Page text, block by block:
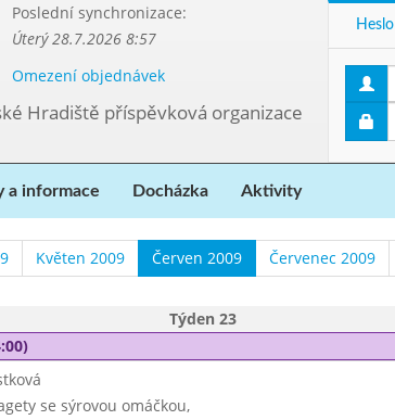
Poslední synchronizace:
Úterý 28.7.2026 8:57
Omezení objednávek
Hradiště příspěvková organizace
Heslo
a informace Docházka Aktivity
Květen 2009 Červen 2009 Červenec 2009
Týden 23
se sýrovou omáčkou,